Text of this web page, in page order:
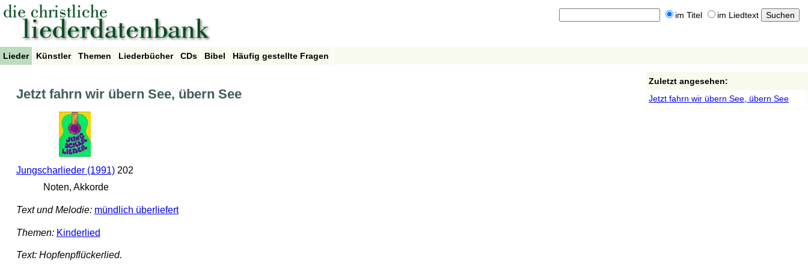
im Titel im Liedtext
Lieder Künstler Themen Liederbücher CDs Bibel Häufig gestellte Fragen
Jetzt fahrn wir übern See, übern See
Jungscharlieder (1991)202
Noten, Akkorde
Text und Melodie: mündlich überliefert
Themen: Kinderlied
Text: Hopfenpflückerlied.
Zuletzt angesehen:
Jetzt fahrn wir übern See, übern See